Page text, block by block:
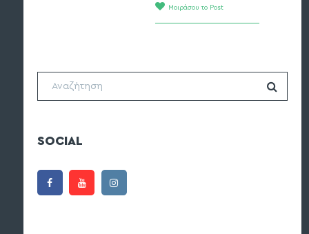
Μοιράσου το Post
SOCIAL